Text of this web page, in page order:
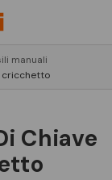
manuali
cricchetto
Chiave